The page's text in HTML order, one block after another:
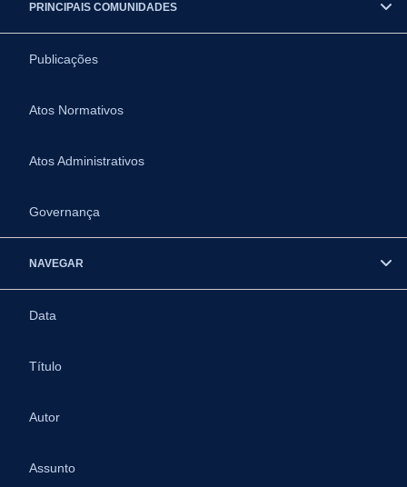
PRINCIPAIS COMUNIDADES
Publicações
Atos Normativos
Atos Administrativos
Governança
NAVEGAR
Data
Título
Autor
Assunto